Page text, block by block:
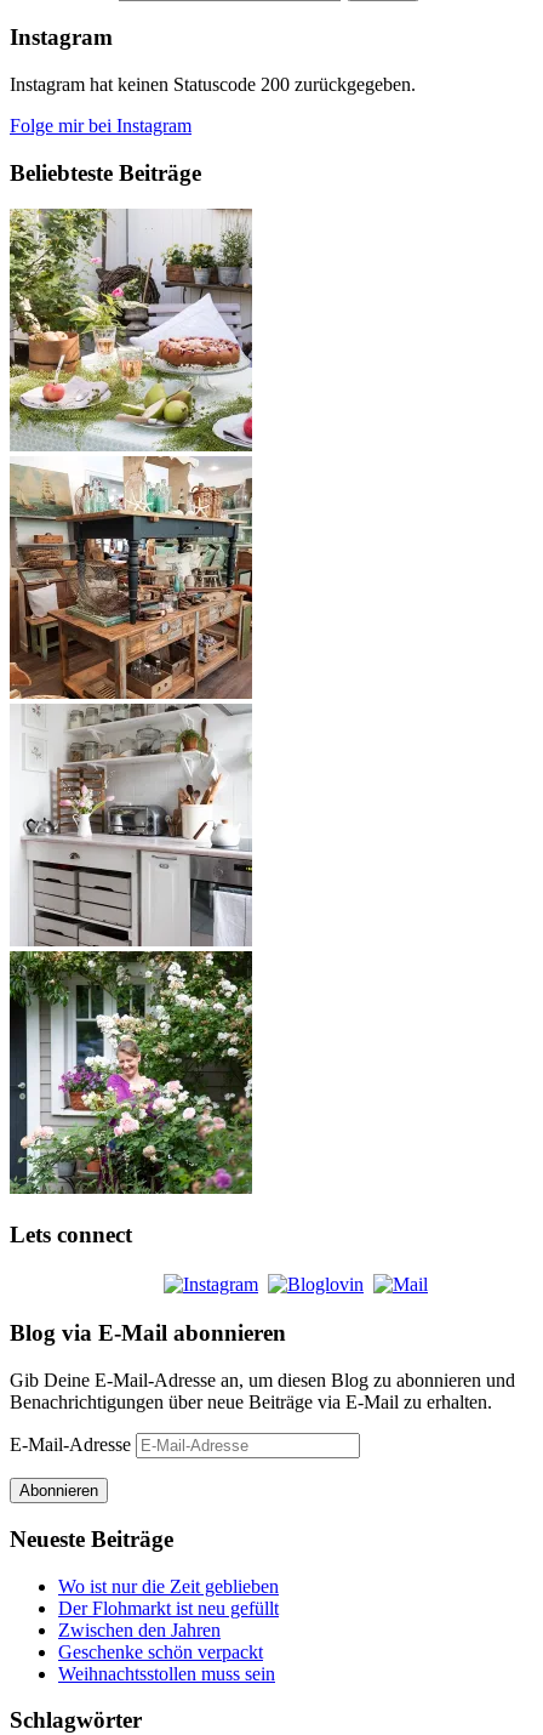
Instagram
Instagram hat keinen Statuscode 200 zurückgegeben.
Folge mir bei Instagram
Beliebteste Beiträge
Lets connect
Blog via E-Mail abonnieren
Gib Deine E-Mail-Adresse an, um diesen Blog zu abonnieren und
Benachrichtigungen über neue Beiträge via E-Mail zu erhalten.
E-Mail-Adresse
Abonnieren
Neueste Beiträge
Wo ist nur die Zeit geblieben
Der Flohmarkt ist neu gefüllt
Zwischen den Jahren
Geschenke schön verpackt
Weihnachtsstollen muss sein
Schlagwörter